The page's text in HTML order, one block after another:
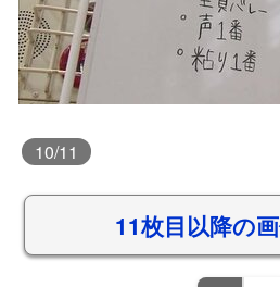
10/11
11枚目以降の